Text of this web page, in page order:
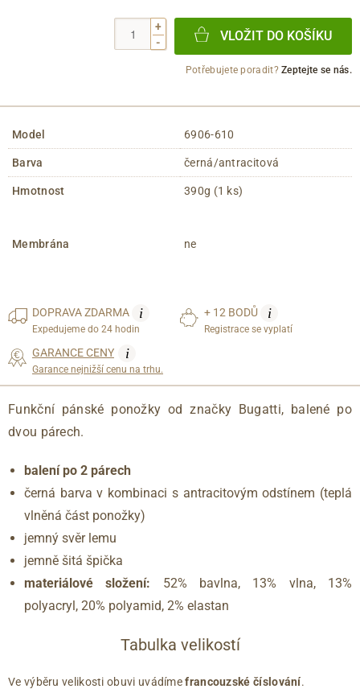
+
-
VLOŽIT DO KOŠÍKU
Potřebujete poradit?Zeptejte se nás.
Model 6906-610
Barva černá/antracitová
Hmotnost 390g (1 ks)
Membrána ne
DOPRAVAZDARMA i
Expedujeme do 24 hodin
+ 12 BODŮ i
Registrace se vyplatí
GARANCE CENY i
Garance nejnižší cenu na trhu.
Funkční pánské ponožky od značky Bugatti, balené po
dvou párech.
balení po 2 párech
černá barva v kombinaci s antracitovým odstínem (teplá
vlněná část ponožky)
jemný svěr lemu
jemně šitá špička
materiálové složení: 52% bavlna, 13% vlna, 13%
polyacryl, 20% polyamid, 2% elastan
Tabulka velikostí
Ve výběru velikosti obuvi uvádímefrancouzské číslování.